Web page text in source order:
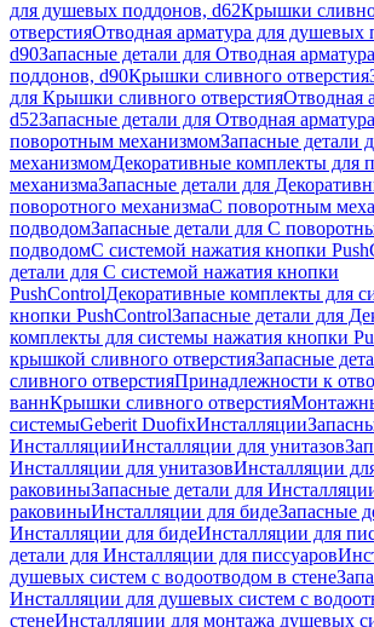
для душевых поддонов, d62Крышки
отверстияОтводная арматура для душевых
d90Запасные детали для Отводная
поддонов, d90Крышки сливного отверстия
для Крышки сливного отверстияОтводная
d52Запасные детали для Отводная
поворотным механизмомЗапасные детали
механизмомДекоративные комплекты для
механизмаЗапасные детали для
поворотного механизмаС поворотным
подводомЗапасные детали для С
подводомС системой нажатия кнопки
детали для С системой нажатия кнопки
PushControlДекоративные комплекты для
кнопки PushControlЗапасные детали для
комплекты для системы нажатия кнопки
крышкой сливного отверстияЗапасные
сливного отверстияПринадлежности к
ваннКрышки сливного отверстия
системыGeberit DuofixИнсталляции
ИнсталляцииИнсталляции для унитазов
Инсталляции для унитазовИнсталляции
раковиныЗапасные детали для
раковиныИнсталляции для бидеЗапасные
Инсталляции для бидеИнсталляции для
детали для Инсталляции для писсуаров
душевых систем с водоотводом в стене
Инсталляции для душевых систем с
стенеИнсталляции для монтажа душевых